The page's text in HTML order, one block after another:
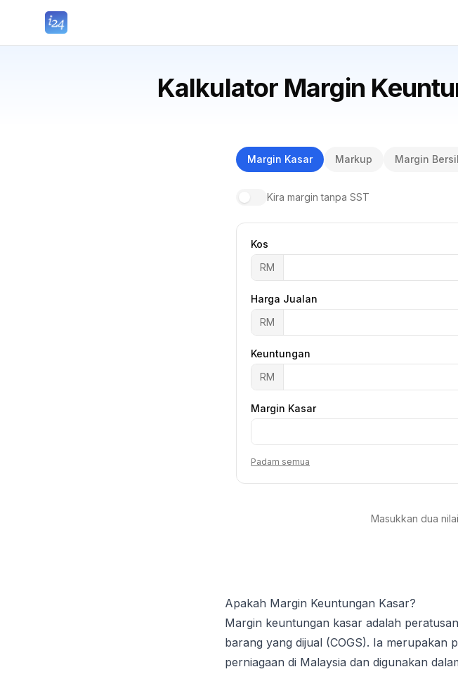
Kalkulator Margin
Margin Kasar Markup Margin
Kira margin tanpa SST
Kos
RM
Harga Jualan
RM
Keuntungan
RM
Margin Kasar
Padam semua
Masukkan dua
Apakah Margin Keuntungan Kasar?
Margin keuntungan kasar adalah
barang yang dijual (COGS). Ia merupakan
perniagaan di Malaysia dan digunakan